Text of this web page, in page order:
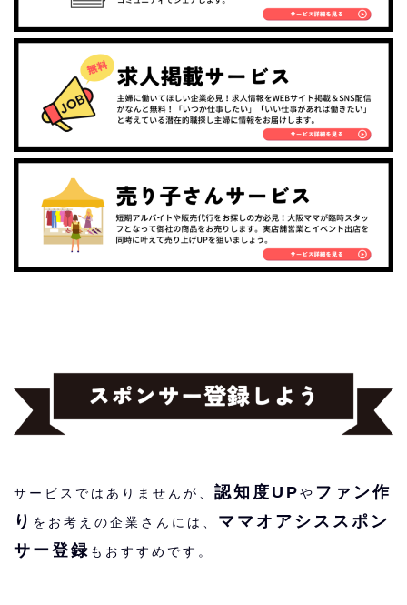
サービスではありませんが、 認知度UPや ファン作
り をお考えの企業さんには、 ママオアシススポン
サー登録 もおすすめです。